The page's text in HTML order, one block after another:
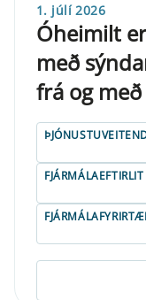
1. júlí 2026
Óheimilt
með
frá og
FJÁRMÁLAEFTIRLIT